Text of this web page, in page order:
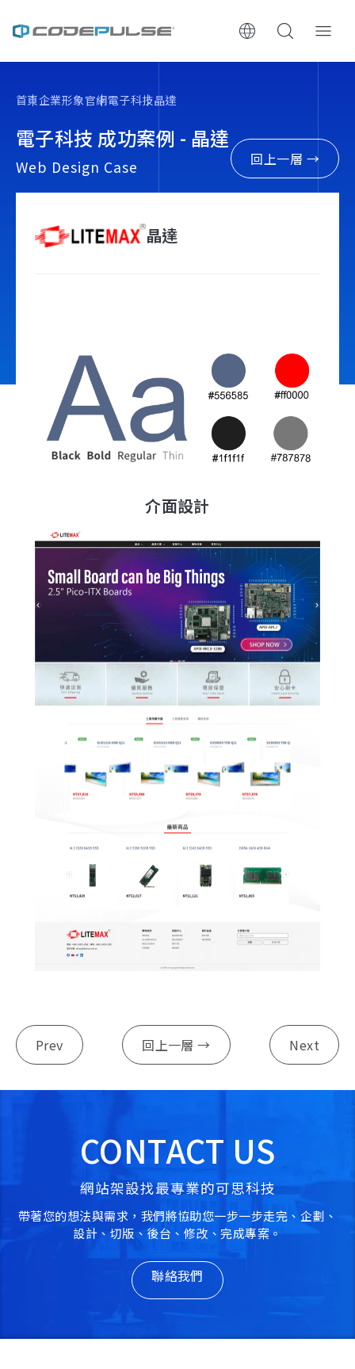
服務與費用
成功案例
立即諮詢
首頁企業形象官網電子科技晶達
電子科技 成功案例 - 晶達
Web Design Case 回上一層 →
晶達
介面設計
Prev 回上一層 → Next
CONTACT US
網站架設找最專業的可思科技
帶著您的想法與需求，我們將協助您一步一步走完、企劃、
設計、切版、後台、修改、完成專案。
聯絡我們